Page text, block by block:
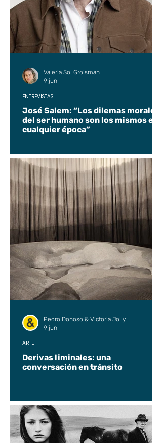
José Salem: “Los dilemas morales
del ser humano son los mismos en
cualquier época”
ENTREVISTAS
Valeria Sol Groisman
9 jun
Derivas liminales: una
conversación en tránsito
ARTE
Pedro Donoso & Victoria Jolly
9 jun